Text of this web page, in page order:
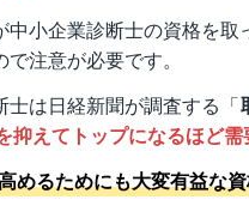
中小企業診断士の資格を
注意が必要です。
士は日経新聞が調査する「
抑えてトップになるほど需
めるためにも大変有益な資